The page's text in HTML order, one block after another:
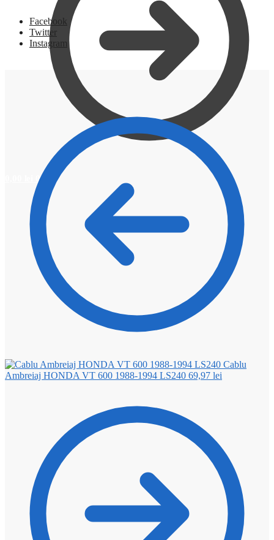
0
Facebook
Twitter
Instagram
Cablu
Ambreiaj HONDA VT 600 1988-1994 LS240 69,97 lei